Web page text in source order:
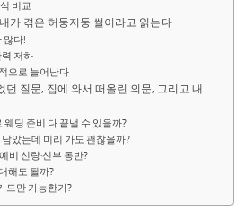
비교
가 겪은 허둥지둥 썰이라고 읽는다
많다!
력 저하
으로 늘어난다
던 질문, 집에 와서 떠올린 의문, 그리고 내
웨딩 준비 다 끝낼 수 있을까?
남았는데 미리 가도 괜찮을까?
비 신랑·신부 동반?
해도 될까?
드만 가능한가?